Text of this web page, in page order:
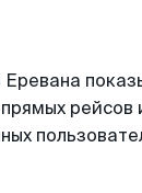
рейсов